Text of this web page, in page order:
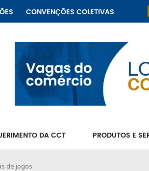
CONVENÇÕES COLETIVAS
DA CCT PRODUTOS E
de jogos